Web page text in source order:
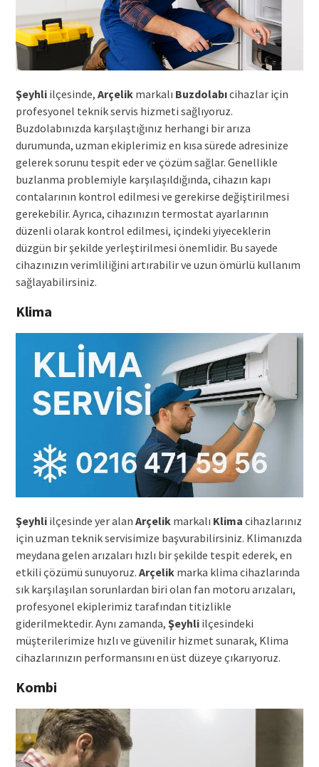
Şeyhliilçesinde, Arçelikmarkalı Buzdolabıcihazlar için
profesyonel teknik servis hizmeti sağlıyoruz.
Buzdolabınızda karşılaştığınız herhangi bir arıza
durumunda, uzman ekiplerimiz en kısa sürede adresinize
gelerek sorunu tespit eder ve çözüm sağlar. Genellikle
buzlanma problemiyle karşılaşıldığında, cihazın kapı
contalarının kontrol edilmesi ve gerekirse değiştirilmesi
gerekebilir. Ayrıca, cihazınızın termostat ayarlarının
düzenli olarak kontrol edilmesi, içindeki yiyeceklerin
düzgün bir şekilde yerleştirilmesi önemlidir. Bu sayede
cihazınızın verimliliğini artırabilir ve uzun ömürlü kullanım
sağlayabilirsiniz.
Klima
Şeyhliilçesinde yer alan Arçelikmarkalı Klima cihazlarınız
için uzman teknik servisimize başvurabilirsiniz. Klimanızda
meydana gelen arızaları hızlı bir şekilde tespit ederek, en
etkili çözümü sunuyoruz. Arçelikmarka klima cihazlarında
sık karşılaşılan sorunlardan biri olan fan motoru arızaları,
profesyonel ekiplerimiz tarafından titizlikle
giderilmektedir. Aynı zamanda, Şeyhliilçesindeki
müşterilerimize hızlı ve güvenilir hizmet sunarak, Klima
cihazlarınızın performansını en üst düzeye çıkarıyoruz.
Kombi